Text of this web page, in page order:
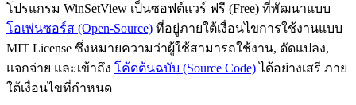
โปรแกรม WinSetView เป็นซอฟต์แวร์ ฟรี (Free) ที่พัฒนาแบบ
โอเพ่นซอร์ส (Open-Source) ที่อยู่ภายใต้เงื่อนไขการใช้งานแบบ
MIT License ซึ่งหมายความว่าผู้ใช้สามารถใช้งาน, ดัดแปลง,
แจกจ่าย และเข้าถึง โค้ดต้นฉบับ (Source Code)ได้อย่างเสรี ภาย
ใต้เงื่อนไขที่กำหนด